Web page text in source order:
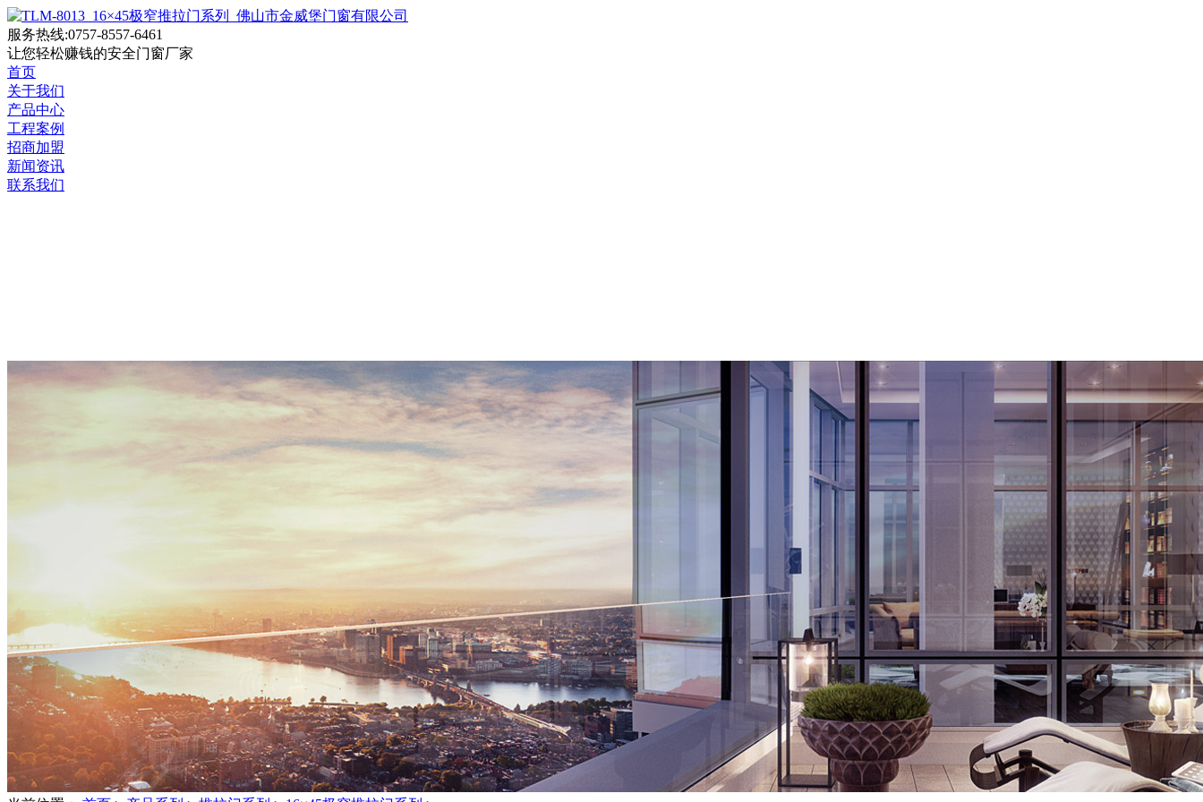
服务热线:0757-8557-6461
让您轻松赚钱的安全门窗厂家
首页
关于我们
产品中心
工程案例
招商加盟
新闻资讯
联系我们